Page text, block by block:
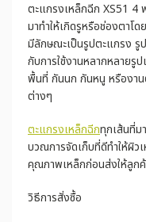
ตะแกรงเหล็กฉีก XS51 4
มาทำให้เกิดรูหรือช่องตาโ
มีลักษณะเป็นรูปตะแกรง รู
กับการใช้งานหลากหลายรู
พื้นที่ กันนก กันหนู หรืองา
ต่างๆ
ตะแกรงเหล็กฉีกทุกเส้นที่ม
บวณการจัดเก็บที่ดีทำให้ผิว
คุณภาพเหล็กก่อนส่งให้ลูก
วิธีการสั่งซื้อ